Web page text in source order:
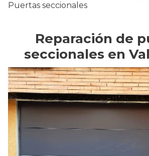
Puertas seccionales
Reparación de
seccionales en